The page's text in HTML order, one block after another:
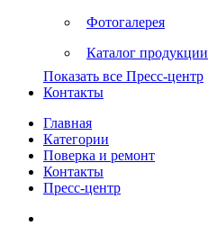
Фотогалерея
Каталог продукции
Показать все Пресс-центр
Контакты
Главная
Категории
Поверка и ремонт
Контакты
Пресс-центр